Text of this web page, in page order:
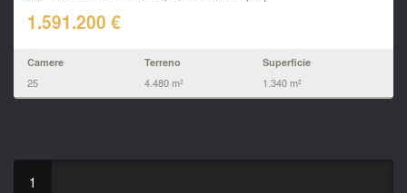
1.591.200 €
Camere
25
Terreno
4.480 m²
Superficie
1.340 m²
1